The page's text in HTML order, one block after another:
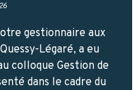
gestionnaire aux
Légaré, a eu
colloque Gestion de
dans le cadre du